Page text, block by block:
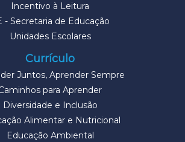
Incentivo à Leitura
- Secretaria de Educação
Unidades Escolares
Currículo
Juntos, Aprender Sempre
para Aprender
Diversidade e Inclusão
Alimentar e Nutricional
Educação Ambiental